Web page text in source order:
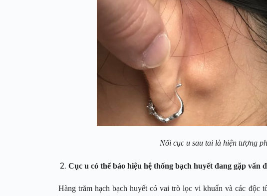
Nổi cục u sau tai là hiện tượng
Cục u có thể báo hiệu hệ thống bạch huyết đang gặp vấn
Hàng trăm hạch bạch huyết có vai trò lọc vi khuẩn và các độc